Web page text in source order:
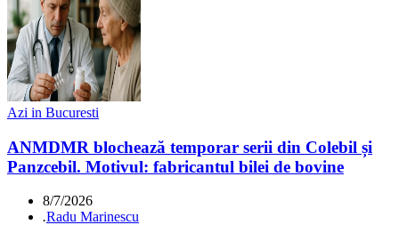
Azi in Bucuresti
ANMDMR blochează temporar serii din Colebil și
Panzcebil. Motivul: fabricantul bilei de bovine
8/7/2026
.Radu Marinescu